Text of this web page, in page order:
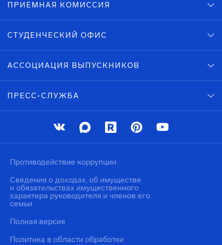
ПРИЕМНАЯ КОМИССИЯ
СТУДЕНЧЕСКИЙ ОФИС
АССОЦИАЦИЯ ВЫПУСКНИКОВ
ПРЕСС-СЛУЖБА
Политика в области обработки
Противодействие коррупции
Сведения о доходах, об имуществе
и обязательствах имущественного
характера руководителя и членов его
семьи
Полная версия